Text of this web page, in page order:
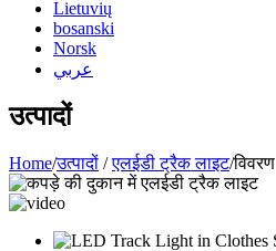
Lietuvių
bosanski
Norsk
عربي
उत्पादों
Home/उत्पादों / एलईडी ट्रैक लाइट/विवरण